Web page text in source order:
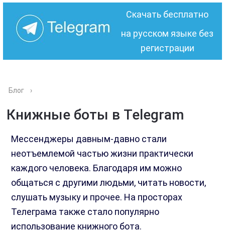
Скачать бесплатно
на русском языке без
регистрации
Блог ›
Книжные боты в Telegram
Мессенджеры давным-давно стали
неотъемлемой частью жизни практически
каждого человека. Благодаря им можно
общаться с другими людьми, читать новости,
слушать музыку и прочее. На просторах
Телеграма также стало популярно
использование книжного бота.